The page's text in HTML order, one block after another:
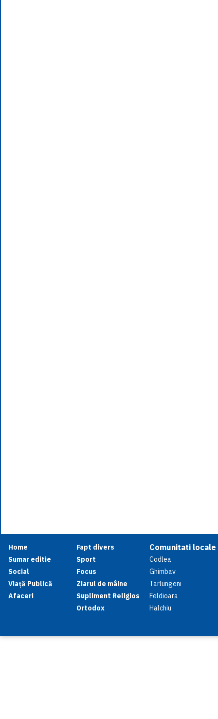
Home
Sumar editie
Social
Viață Publică
Afaceri
Fapt divers
Sport
Focus
Ziarul de mâine
Supliment Religios
Ortodox
Comunitati locale
Codlea
Ghimbav
Tarlungeni
Feldioara
Halchiu